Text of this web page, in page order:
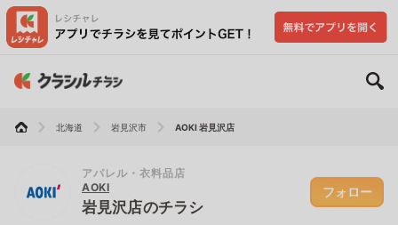
北海道 岩見沢市 AOKI 岩見沢店
アパレル・衣料品店
AOKI
岩見沢店のチラシ
フォロー